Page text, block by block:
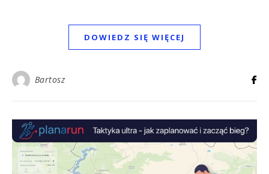
DOWIEDZ SIĘ WIĘCEJ
Bartosz